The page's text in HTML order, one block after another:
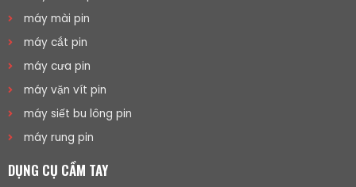
máy mài pin
máy cắt pin
máy cưa pin
máy vặn vít pin
máy siết bu lông pin
máy rung pin
DỤNG CỤ CẦM TAY